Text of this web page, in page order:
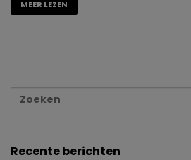
MEER LEZEN
Recente berichten